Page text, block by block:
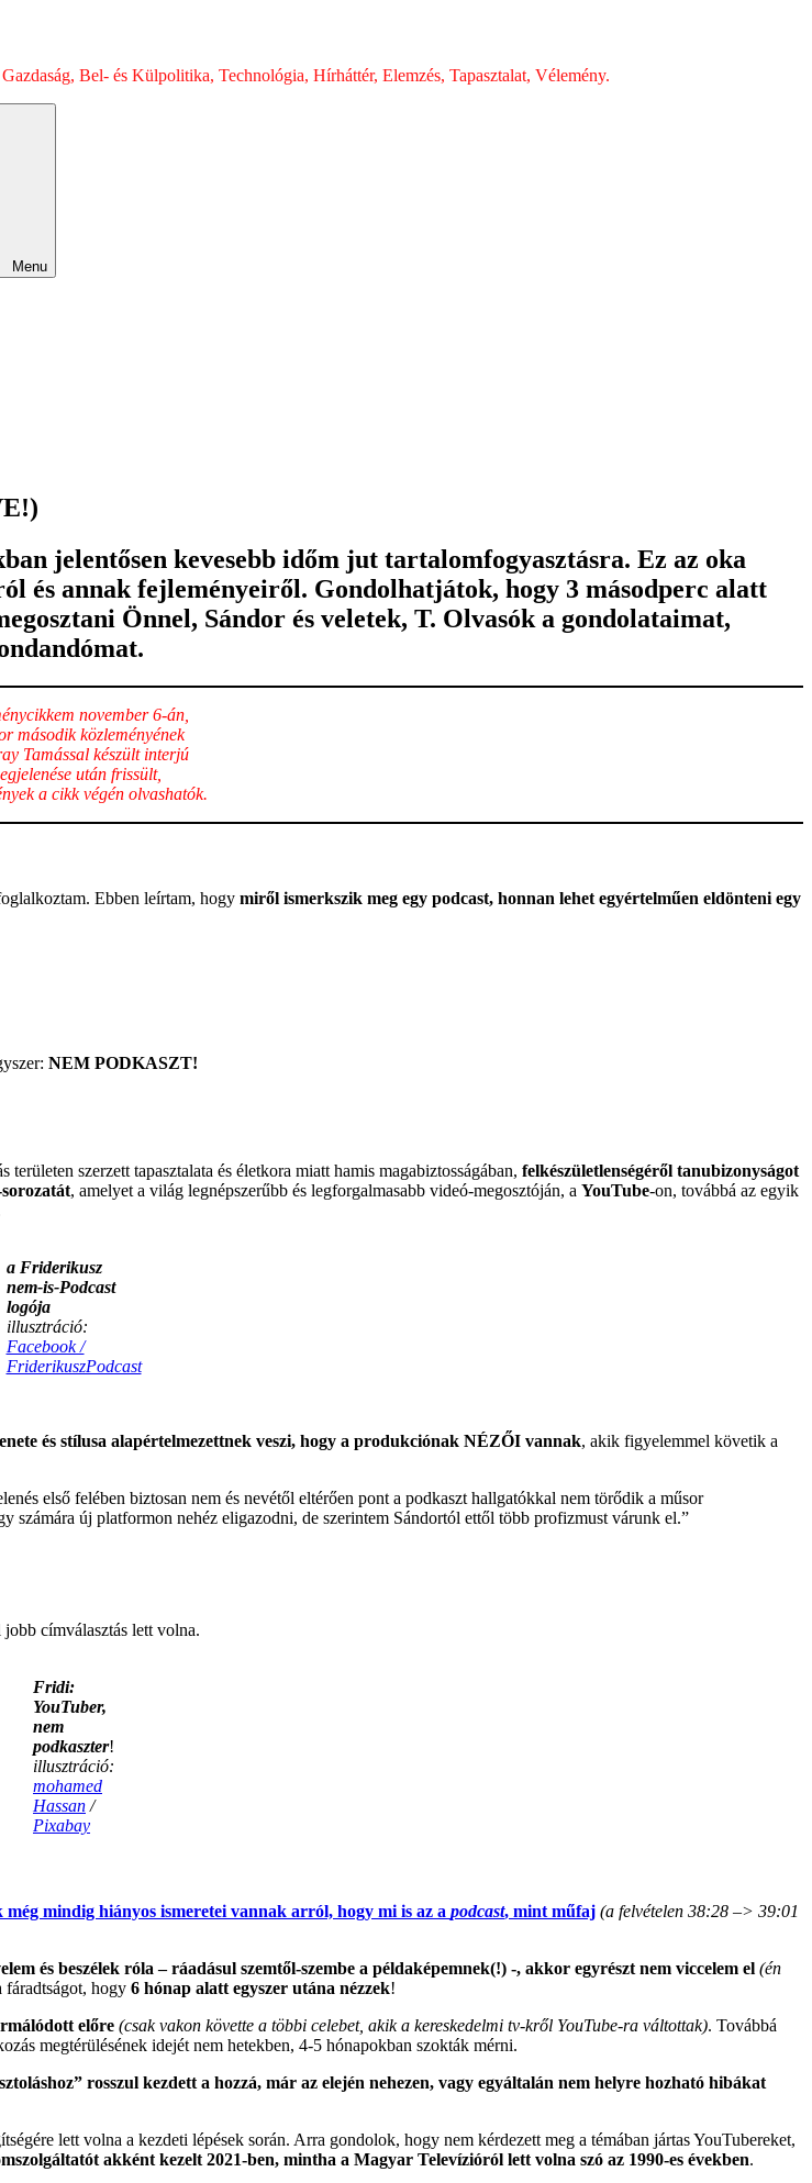
Bel- és Külpolitika, Technológia, Hírháttér, Elemzés, Tapasztalat, Vélemény.
Menu
jelentősen kevesebb időm jut tartalomfogyasztásra. Ez az oka
és annak fejleményeiről. Gondolhatjátok, hogy 3 másodperc alatt
Önnel, Sándor és veletek, T. Olvasók a gondolataimat,
november 6-án,
második közleményének
Tamással készült interjú
után frissült,
a cikk végén olvashatók.
Ebben leírtam, hogy miről ismerkszik meg egy podcast, honnan lehet egyértelműen eldönteni egy
NEM PODKASZT!
szerzett tapasztalata és életkora miatt hamis magabiztosságában, felkészületlenségéről tanubizonyságot
, amelyet a világ legnépszerűbb és legforgalmasabb videó-megosztóján, a YouTube-on, továbbá az egyik
a Friderikusz
nem-is-Podcast
logója
illusztráció:
Facebook /
FriderikuszPodcast
és stílusa alapértelmezettnek veszi, hogy a produkciónak NÉZŐI vannak, akik figyelemmel követik a
első felében biztosan nem és nevétől eltérően pont a podkaszt hallgatókkal nem törődik a műsor
számára új platformon nehéz eligazodni, de szerintem Sándortól ettől több profizmust várunk el.”
jobb címválasztás lett volna.
Fridi:
YouTuber,
nem
podkaszter!
illusztráció:
mohamed
Hassan /
Pixabay
még mindig hiányos ismeretei vannak arról, hogy mi is az a podcast, mint műfaj (a felvételen 38:28 –> 39:01
és beszélek róla – ráadásul szemtől-szembe a példaképemnek(!) -, akkor egyrészt nem viccelem el (én
fáradtságot, hogy 6 hónap alatt egyszer utána nézzek!
előre (csak vakon követte a többi celebet, akik a kereskedelmi tv-kről YouTube-ra váltottak). Továbbá
megtérülésének idejét nem hetekben, 4-5 hónapokban szokták mérni.
rosszul kezdett a hozzá, már az elején nehezen, vagy egyáltalán nem helyre hozható hibákat
lett volna a kezdeti lépések során. Arra gondolok, hogy nem kérdezett meg a témában jártas YouTubereket,
akként kezelt 2021-ben, mintha a Magyar Televízióról lett volna szó az 1990-es években.